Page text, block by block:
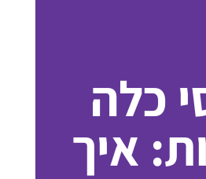
כלה
איך